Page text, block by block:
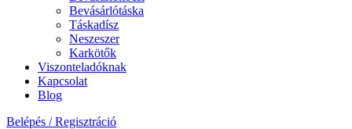
Bevásárlótáska
Táskadísz
Neszeszer
Karkötők
Viszonteladóknak
Kapcsolat
Blog
Belépés / Regisztráció